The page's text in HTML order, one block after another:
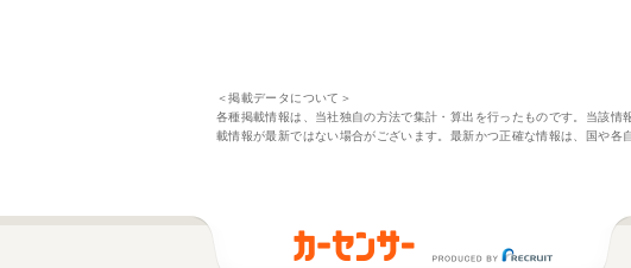
＜掲載データについて＞
各種掲載情報は、当社独自の方法で集計・算出を行ったものです。当該
載情報が最新ではない場合がございます。最新かつ正確な情報は、国や各